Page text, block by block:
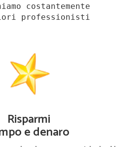
costantemente
professionisti
Risparmi
e denaro